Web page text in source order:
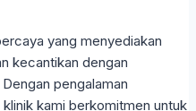
yang menyediakan
kecantikan dengan
pengalaman
kami berkomitmen untuk